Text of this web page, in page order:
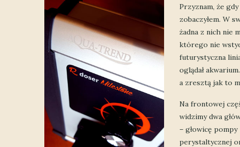
Przyznam, że
zobaczyłem. W
żadna z nich nie
którego nie
futurystyczna
oglądał
a zresztą jak to
Na frontowej
widzimy dwa
– głowicę pompy
perystaltycznej